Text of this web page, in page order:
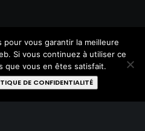
vous garantir la meilleure
Si vous continuez à utiliser ce
que vous en êtes satisfait.
DE CONFIDENTIALITÉ